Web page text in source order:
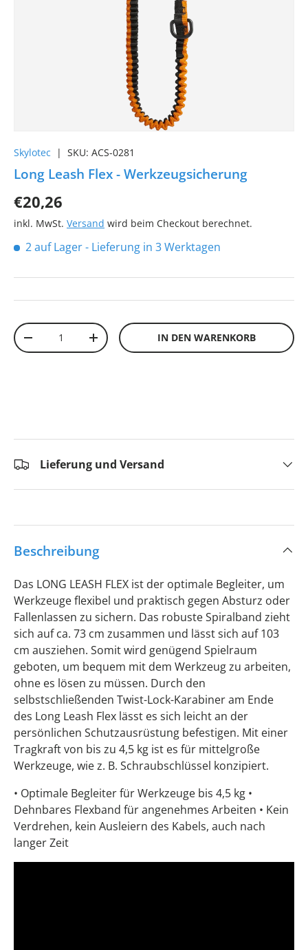
Skylotec | SKU: ACS-0281
Long Leash Flex - Werkzeugsicherung
€20,26
inkl. MwSt. Versand wird beim Checkout berechnet.
2 auf Lager- Lieferung in 3 Werktagen
Anzahl
-
+ IN DEN WARENKORB
Lieferung und Versand
Beschreibung
Das LONG LEASH FLEX ist der optimale Begleiter, um
Werkzeuge flexibel und praktisch gegen Absturz oder
Fallenlassen zu sichern. Das robuste Spiralband zieht
sich auf ca. 73 cm zusammen und lässt sich auf 103
cm ausziehen. Somit wird genügend Spielraum
geboten, um bequem mit dem Werkzeug zu arbeiten,
ohne es lösen zu müssen. Durch den
selbstschließenden Twist-Lock-Karabiner am Ende
des Long Leash Flex lässt es sich leicht an der
persönlichen Schutzausrüstung befestigen. Mit einer
Tragkraft von bis zu 4,5 kg ist es für mittelgroße
Werkzeuge, wie z. B. Schraubschlüssel konzipiert.
• Optimale Begleiter für Werkzeuge bis 4,5 kg •
Dehnbares Flexband für angenehmes Arbeiten • Kein
Verdrehen, kein Ausleiern des Kabels, auch nach
langer Zeit